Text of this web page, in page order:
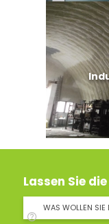
Lassen Sie